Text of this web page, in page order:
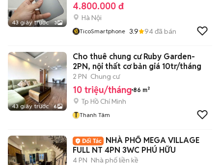
43 giây trước 3
4.800.000 đ
Hà Nội
TicoSmartphone 3.9 94đã bán
43 giây trước 6
Cho thuê chung cư Ruby Garden-
2PN, nội thất cơ bản giá 10tr/tháng
2 PN Chung cư
10 triệu/tháng 86 m²
Tp Hồ Chí Minh
T Thanh Tâm
NHÀ PHỐ MEGA VILLAGE
FULL NT 4PN 3WC PHÚ HỮU
4 PN Nhà phố liền kề